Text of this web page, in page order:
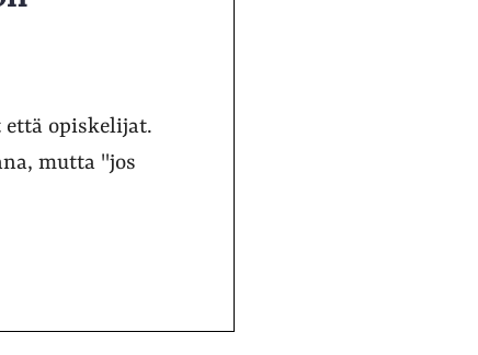
opiskelijat.
mutta "jos